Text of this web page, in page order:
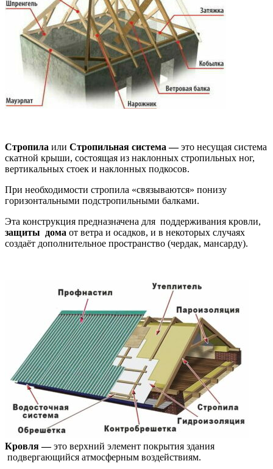
Стропила или Стропильная система —это несущая система
скатной крыши, состоящая из наклонных стропильных ног,
вертикальных стоек и наклонных подкосов.
При необходимости стропила «связываются» понизу
горизонтальными подстропильными балками.
Эта конструкция предназначена для поддерживания кровли,
защиты дома от ветра и осадков, и в некоторых случаях
создаёт дополнительное пространство (чердак, мансарду).
Кровля —это верхний элемент покрытия здания
подвергающийся атмосферным воздействиям.